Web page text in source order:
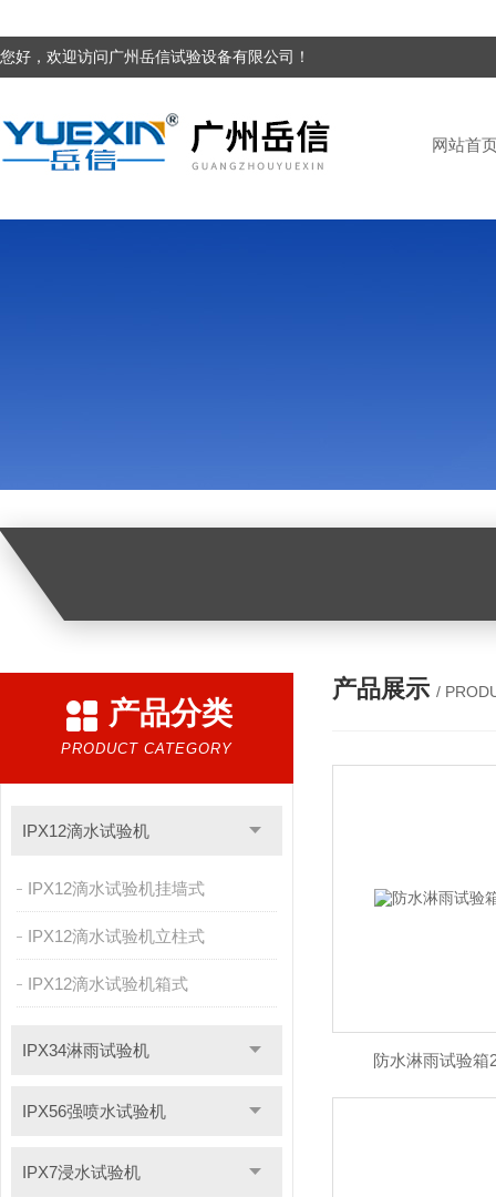
您好，欢迎访问广州岳信试验设备有限公司！
网站首
产品分类
PRODUCT CATEGORY
IPX12滴水试验机
IPX12滴水试验机挂墙式
IPX12滴水试验机立柱式
IPX12滴水试验机箱式
IPX34淋雨试验机
IPX56强喷水试验机
IPX7浸水试验机
产品展示 /
防水淋雨试验箱